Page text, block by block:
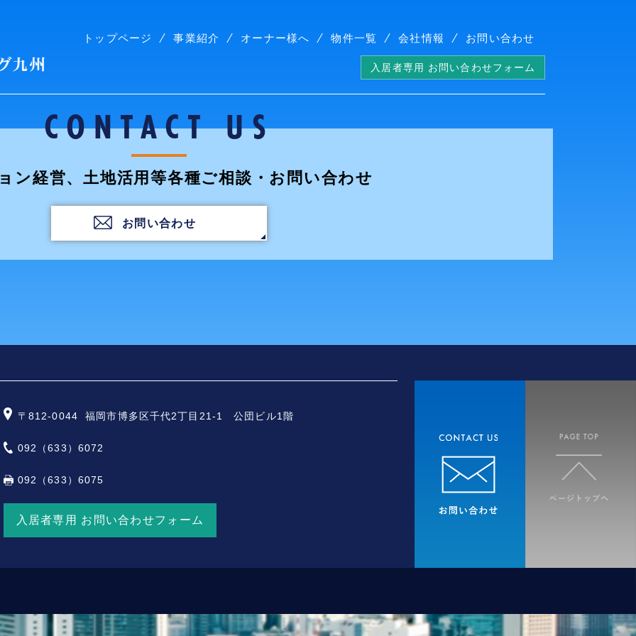
株式会社コープリビング九州
トップページ 事業紹介 オーナー様へ 物件一覧 会社情報 お問い合わせ
入居者専用 お問い合わせフォーム
CONTACT US
ン経営、土地活用等各種ご相談・お問い合わせ
お問い合わせ
〒812-0044 福岡市博多区千代2丁目21-1 公団ビル1階
092（633）6072
092（633）6075
入居者専用 お問い合わせフォーム